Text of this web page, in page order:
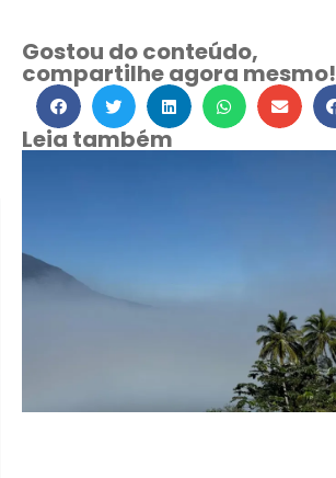
Gostou do conteúdo,
compartilhe agora mesmo!
Leia também